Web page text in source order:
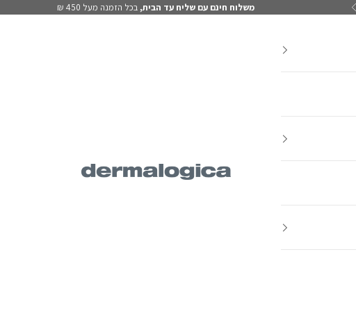
הקודם משלוח חינם עם שליח עד הבית, בכל הזמנה מעל 450 ₪
Dermalogica IL